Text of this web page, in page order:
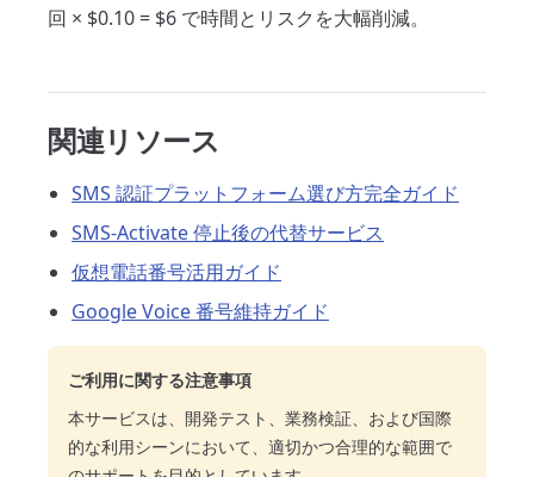
回 × $0.10 = $6 で時間とリスクを大幅削減。
関連リソース
SMS 認証プラットフォーム選び方完全ガイド
SMS-Activate 停止後の代替サービス
仮想電話番号活用ガイド
Google Voice 番号維持ガイド
ご利用に関する注意事項
本サービスは、開発テスト、業務検証、および国際
的な利用シーンにおいて、適切かつ合理的な範囲で